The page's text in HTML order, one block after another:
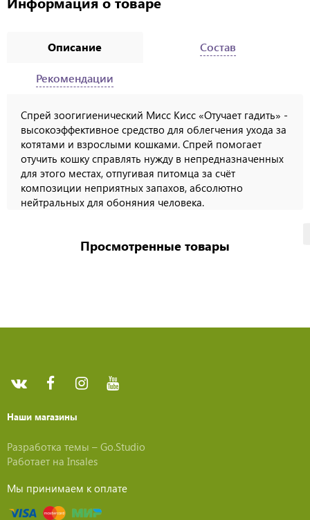
Описание
Спрей зоогигиенический Мисс Кисс «Отучает гадить» -
высокоэффективное средство для облегчения ухода за
котятами и взрослыми кошками. Спрей помогает
отучить кошку справлять нужду в непредназначенных
для этого местах, отпугивая питомца за счёт
композиции неприятных запахов, абсолютно
нейтральных для обоняния человека.
Состав
Рекомендации
Просмотренные товары
Наши магазины
Разработка темы – Go.Studio
Работает на Insales
Мы принимаем к оплате